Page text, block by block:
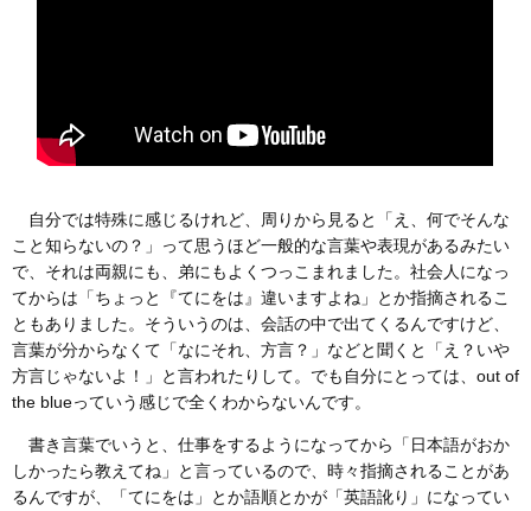
自分では特殊に感じるけれど、周りから見ると「え、何でそんな
こと知らないの？」って思うほど一般的な言葉や表現があるみたい
で、それは両親にも、弟にもよくつっこまれました。社会人になっ
てからは「ちょっと『てにをは』違いますよね」とか指摘されるこ
ともありました。そういうのは、会話の中で出てくるんですけど、
言葉が分からなくて「なにそれ、方言？」などと聞くと「え？いや
方言じゃないよ！」と言われたりして。でも自分にとっては、out of
the blueっていう感じで全くわからないんです。
書き言葉でいうと、仕事をするようになってから「日本語がおか
しかったら教えてね」と言っているので、時々指摘されることがあ
るんですが、「てにをは」とか語順とかが「英語訛り」になってい